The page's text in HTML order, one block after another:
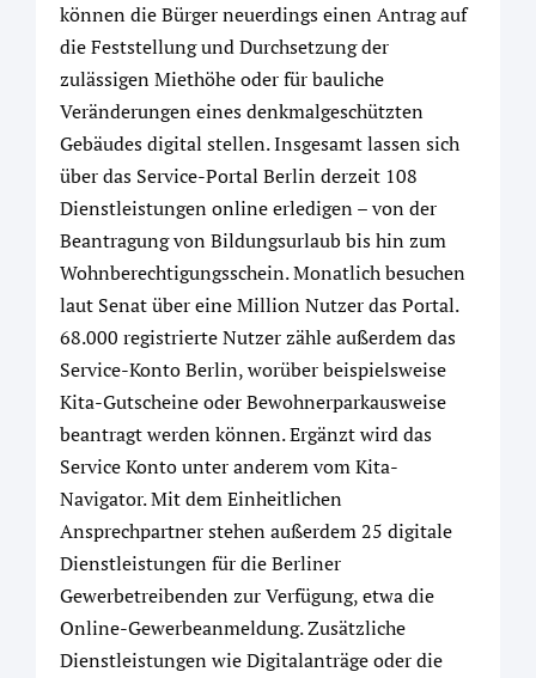
können die Bürger neuerdings einen Antrag auf
die Feststellung und Durchsetzung der
zulässigen Miethöhe oder für bauliche
Veränderungen eines denkmalgeschützten
Gebäudes digital stellen. Insgesamt lassen sich
über das Service-Portal Berlin derzeit 108
Dienstleistungen online erledigen – von der
Beantragung von Bildungsurlaub bis hin zum
Wohnberechtigungsschein. Monatlich besuchen
laut Senat über eine Million Nutzer das Portal.
68.000 registrierte Nutzer zähle außerdem das
Service-Konto Berlin, worüber beispielsweise
Kita-Gutscheine oder Bewohnerparkausweise
beantragt werden können. Ergänzt wird das
Service Konto unter anderem vom Kita-
Navigator. Mit dem Einheitlichen
Ansprechpartner stehen außerdem 25 digitale
Dienstleistungen für die Berliner
Gewerbetreibenden zur Verfügung, etwa die
Online-Gewerbeanmeldung. Zusätzliche
Dienstleistungen wie Digitalanträge oder die